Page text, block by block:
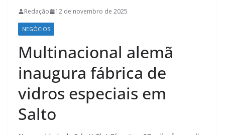
Redação 12 de novembro de 2025
NEGÓCIOS
Multinacional alemã
inaugura fábrica de
vidros especiais em
Salto